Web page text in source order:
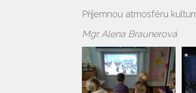
Příjemnou atmosféru
Mgr. Alena Braunerová